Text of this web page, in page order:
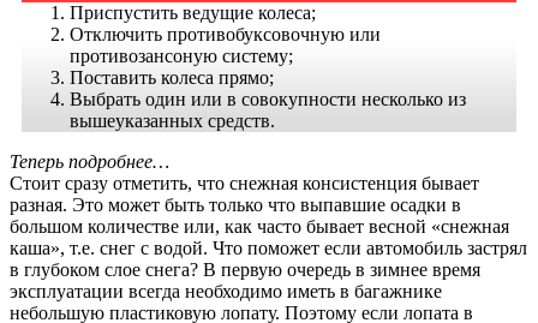
Приспустить ведущие колеса;
Отключить противобуксовочную или
противозансоную систему;
Поставить колеса прямо;
Выбрать один или в совокупности несколько из
вышеуказанных средств.
Теперь подробнее…
Стоит сразу отметить, что снежная консистенция бывает
разная. Это может быть только что выпавшие осадки в
большом количестве или, как часто бывает весной «снежная
каша», т.е. снег с водой. Что поможет если автомобиль застрял
в глубоком слое снега? В первую очередь в зимнее время
эксплуатации всегда необходимо иметь в багажнике
небольшую пластиковую лопату. Поэтому если лопата в